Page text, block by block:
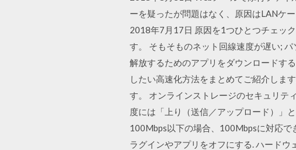
ーを疑ったが問題はなく、原因はLANケ
2018年7月17日 原因を1つひとつチェッ
す。 そもそものネット回線速度が遅い;
解放するためのアプリをダウンロードす
したい高速化方法をまとめてご紹介しま
す。 オンラインストレージのセキュリテ
度には「上り（送信／アップロード）」
100Mbps以下の場合、100Mbpsに対応
ラグインやアプリをオフにする. ハード